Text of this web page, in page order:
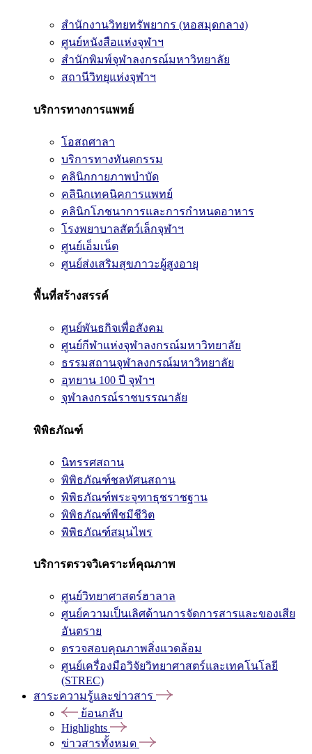
สำนักงานวิทยทรัพยากร (หอสมุดกลาง)
ศูนย์หนังสือแห่งจุฬาฯ
สำนักพิมพ์จุฬาลงกรณ์มหาวิทยาลัย
สถานีวิทยุแห่งจุฬาฯ
บริการทางการแพทย์
โอสถศาลา
บริการทางทันตกรรม
คลินิกกายภาพบำบัด
คลินิกเทคนิคการแพทย์
คลินิกโภชนาการและการกำหนดอาหาร
โรงพยาบาลสัตว์เล็กจุฬาฯ
ศูนย์เอ็มเน็ต
ศูนย์ส่งเสริมสุขภาวะผู้สูงอายุ
พื้นที่สร้างสรรค์
ศูนย์พันธกิจเพื่อสังคม
ศูนย์กีฬาแห่งจุฬาลงกรณ์มหาวิทยาลัย
ธรรมสถานจุฬาลงกรณ์มหาวิทยาลัย
อุทยาน 100 ปี จุฬาฯ
จุฬาลงกรณ์ราชบรรณาลัย
พิพิธภัณฑ์
นิทรรศสถาน
พิพิธภัณฑ์ชลทัศนสถาน
พิพิธภัณฑ์พระจุฑาธุชราชฐาน
พิพิธภัณฑ์พืชมีชีวิต
พิพิธภัณฑ์สมุนไพร
บริการตรวจวิเคราะห์คุณภาพ
ศูนย์วิทยาศาสตร์ฮาลาล
ศูนย์ความเป็นเลิศด้านการจัดการสารและของเสีย
อันตราย
ตรวจสอบคุณภาพสิ่งแวดล้อม
ศูนย์เครื่องมือวิจัยวิทยาศาสตร์และเทคโนโลยี
(STREC)
สาระความรู้และข่าวสาร
ย้อนกลับ
Highlights
ข่าวสารทั้งหมด